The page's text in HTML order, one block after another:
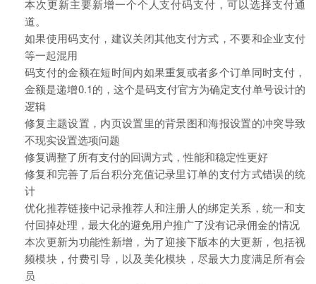
本次更新主要新增一个个人支付码支付，可以选择支付通
道。
如果使用码支付，建议关闭其他支付方式，不要和企业支付
等一起混用
码支付的金额在短时间内如果重复或者多个订单同时支付，
金额是递增0.1的，这个是码支付官方为确定支付单号设计的
逻辑
修复主题设置，内页设置里的背景图和海报设置的冲突导致
不现实设置选项问题
修复调整了所有支付的回调方式，性能和稳定性更好
修复和完善了后台积分充值记录里订单的支付方式错误的统
计
优化推荐链接中记录推荐人和注册人的绑定关系，统一和支
付回掉处理，最大化的避免用户推广了没有记录佣金的情况
本次更新为功能性新增，为了迎接下版本的大更新，包括视
频模块，付费引导，以及美化模块，尽最大力度满足所有会
员